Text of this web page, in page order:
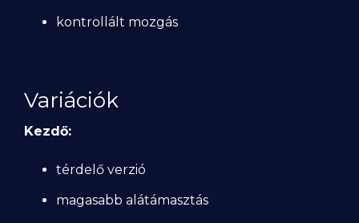
kontrollált mozgás
Variációk
Kezdő:
térdelő verzió
magasabb alátámasztás